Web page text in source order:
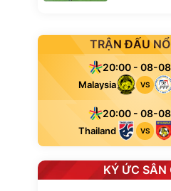
TRẬN ĐẤU
20:00 - 08-
Malaysia VS
20:00 - 08-
Thailand VS
KÝ ỨC SÂN